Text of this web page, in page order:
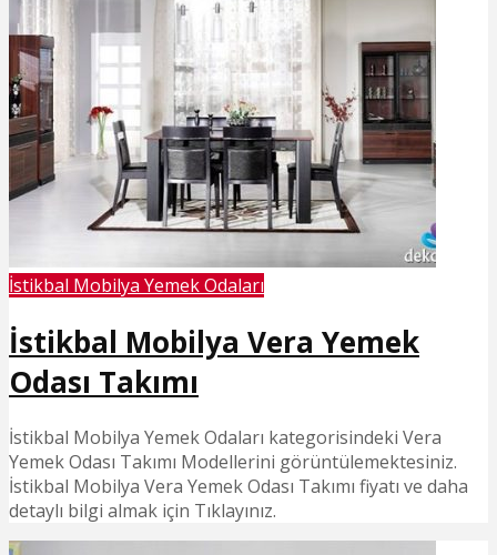
İstikbal Mobilya Yemek Odaları
İstikbal Mobilya Vera Yemek
Odası Takımı
İstikbal Mobilya Yemek Odaları kategorisindeki Vera
Yemek Odası Takımı Modellerini görüntülemektesiniz.
İstikbal Mobilya Vera Yemek Odası Takımı fiyatı ve daha
detaylı bilgi almak için Tıklayınız.